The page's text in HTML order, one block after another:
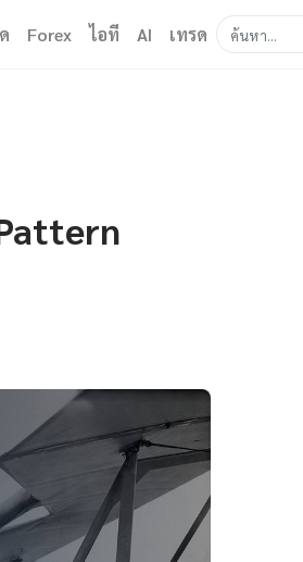
Forex ไอที AI เทรด